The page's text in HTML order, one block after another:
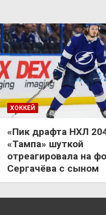
ХОККЕЙ
«Пик драфта НХЛ
«Тампа» шуткой
отреагировала на
Сергачёва с сыном